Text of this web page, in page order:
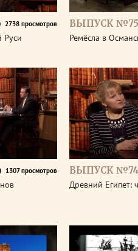
2738 просмотров
Руси
ВЫПУСК
Ремёсла в
1307 просмотров ВЫПУСК
Древний Египет: